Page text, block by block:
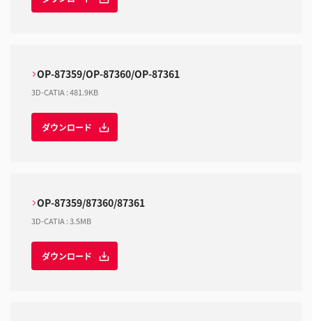
OP-87359/OP-87360/OP-87361
3D-CATIA :481.9KB
ダウンロード
OP-87359/87360/87361
3D-CATIA :3.5MB
ダウンロード